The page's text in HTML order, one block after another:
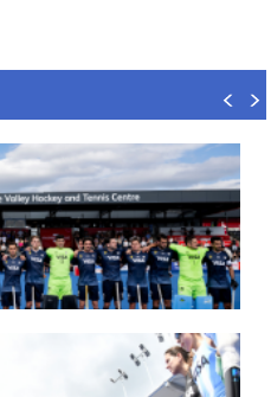
POR LUCAS REY
en Países Bajos y Bélgica.